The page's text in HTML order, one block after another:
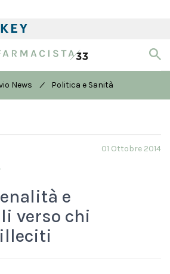
News / Politica e Sanità
01 Ottobre 2014
e
verso chi